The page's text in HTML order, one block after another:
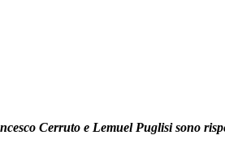
Cerruto e Lemuel Puglisi sono